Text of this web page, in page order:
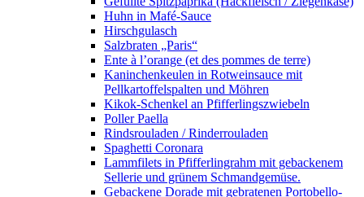
Huhn in Mafé-Sauce
Hirschgulasch
Salzbraten „Paris“
Ente à l’orange (et des pommes de terre)
Kaninchenkeulen in Rotweinsauce mit
Pellkartoffelspalten und Möhren
Kikok-Schenkel an Pfifferlingszwiebeln
Poller Paella
Rindsrouladen / Rinderrouladen
Spaghetti Coronara
Lammfilets in Pfifferlingrahm mit gebackenem
Sellerie und grünem Schmandgemüse.
Gebackene Dorade mit gebratenen Portobello-